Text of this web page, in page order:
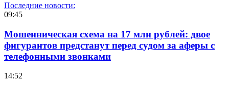
Последние новости:
09:45
Мошенническая схема на 17 млн рублей: двое
фигурантов предстанут перед судом за аферы с
телефонными звонками
14:52